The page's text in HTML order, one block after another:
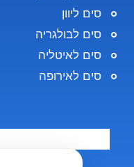
סים ליוון
סים לבולגריה
סים לאיטליה
סים לאירופה